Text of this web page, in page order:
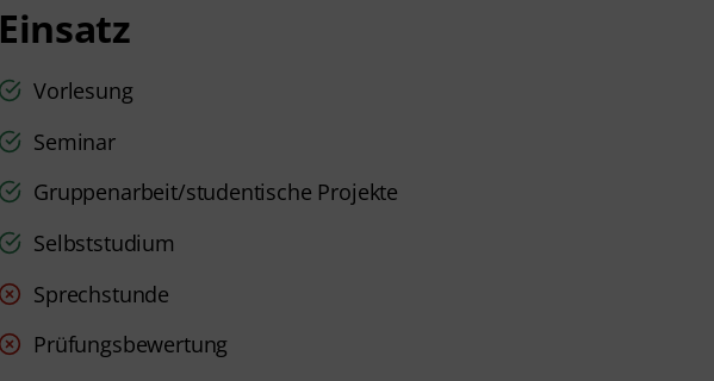
Einsatz
Vorlesung
Seminar
Gruppenarbeit/studentische Projekte
Selbststudium
Sprechstunde
Prüfungsbewertung